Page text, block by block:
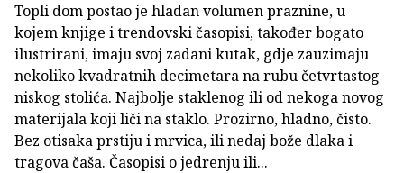
Topli dom postao je hladan volumen praznine, u
kojem knjige i trendovski časopisi, također bogato
ilustrirani, imaju svoj zadani kutak, gdje zauzimaju
nekoliko kvadratnih decimetara na rubu četvrtastog
niskog stolića. Najbolje staklenog ili od nekoga novog
materijala koji liči na staklo. Prozirno, hladno, čisto.
Bez otisaka prstiju i mrvica, ili nedaj bože dlaka i
tragova čaša. Časopisi o jedrenju ili...